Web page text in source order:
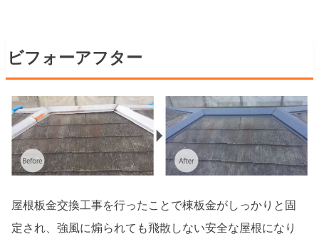
ビフォーアフター
屋根板金交換工事を行ったことで棟板金がしっかりと固
定され、強風に煽られても飛散しない安全な屋根になり